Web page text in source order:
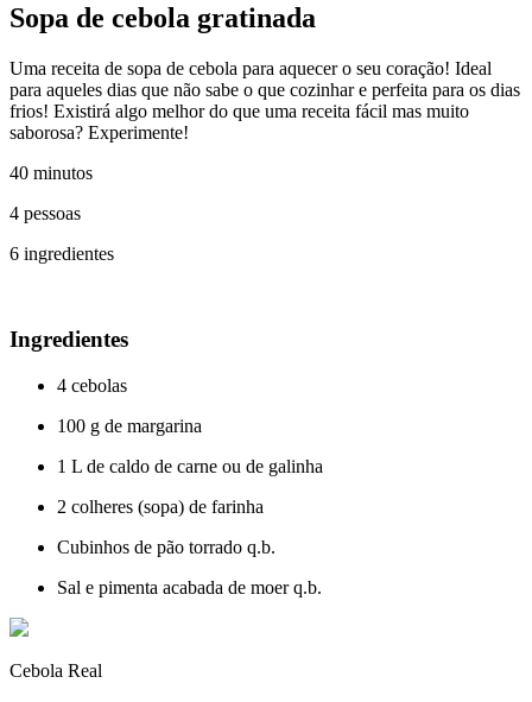
Sopa de cebola gratinada
Uma receita de sopa de cebola para aquecer o seu coração! Ideal
para aqueles dias que não sabe o que cozinhar e perfeita para os dias
frios! Existirá algo melhor do que uma receita fácil mas muito
saborosa? Experimente!
40 minutos
4 pessoas
6 ingredientes
Ingredientes
4 cebolas
100 g de margarina
1 L de caldo de carne ou de galinha
2 colheres (sopa) de farinha
Cubinhos de pão torrado q.b.
Sal e pimenta acabada de moer q.b.
Cebola Real